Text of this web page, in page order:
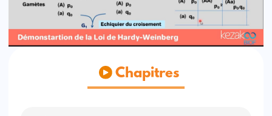
Chapitres